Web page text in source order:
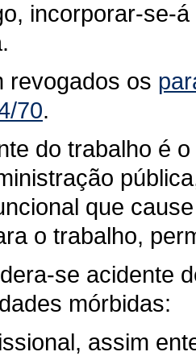
incorporar-se-
revogados os
70.
do trabalho é
que
o trabalho,
se acidente
mórbidas:
assim